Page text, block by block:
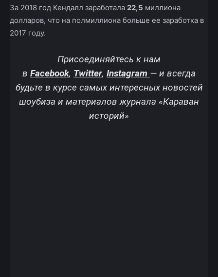
За 2018 год Кендалл заработала 22,5 миллиона
долларов, что на полмиллиона больше ее заработка в
2017 году.
Присоединяйтесь к нам
в Facebook, Twitter, Instagram — и всегда
будьте в курсе самых интересных новостей
шоубиза и материалов журнала «Караван
историй»